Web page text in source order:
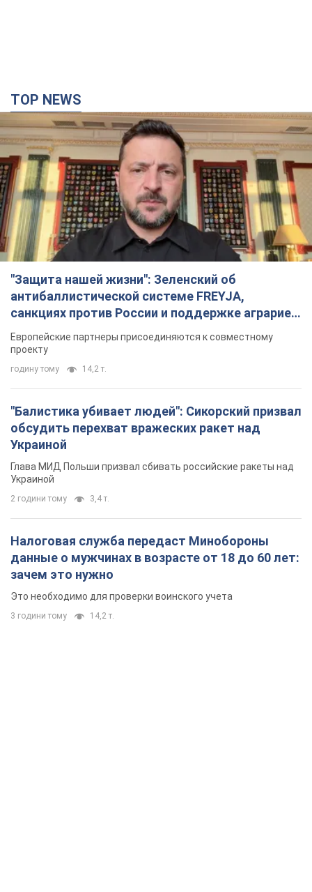
TOP NEWS
"Защита нашей жизни": Зеленский об
антибаллистической системе FREYJA,
санкциях против России и поддержке аграриев.
Видео
Европейские партнеры присоединяются к совместному
проекту
годину тому 14,2 т.
"Балистика убивает людей": Сикорский призвал
обсудить перехват вражеских ракет над
Украиной
Глава МИД Польши призвал сбивать российские ракеты над
Украиной
2 години тому 3,4 т.
Налоговая служба передаст Минобороны
данные о мужчинах в возрасте от 18 до 60 лет:
зачем это нужно
Это необходимо для проверки воинского учета
3 години тому 14,2 т.